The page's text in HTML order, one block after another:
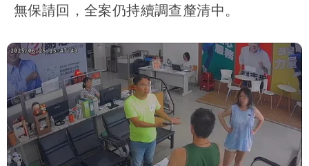
無保請回，全案仍持續調查釐清中。